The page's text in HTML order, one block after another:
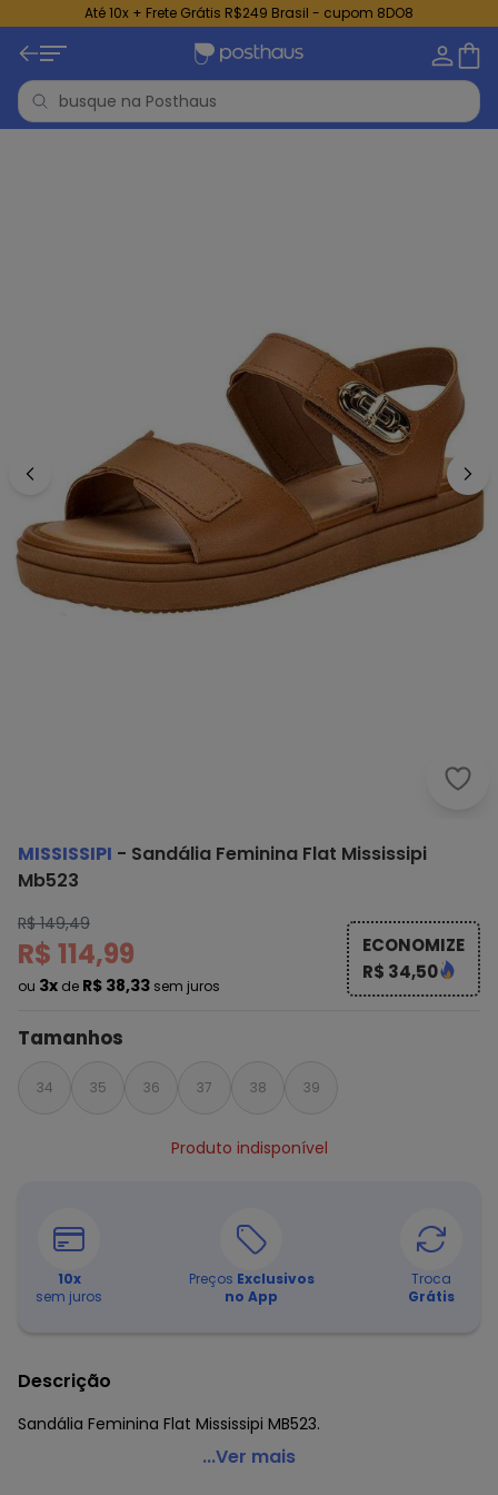
Até 10x + Frete Grátis R$249 Brasil - cupom 8DO8
MISSISSIPI - Sandália Feminina Flat Mississipi
Mb523
R$ 149,49
R$ 114,99
ou 3x de R$ 38,33 sem juros
ECONOMIZE
R$ 34,50
Tamanhos
34 35 36 37 38 39
Produto indisponível
10x
sem juros
Preços Exclusivos
no App
Troca
Grátis
Descrição
Sandália Feminina Flat Mississipi MB523.
Mississipi - Sandália Feminina Flat Mississipi Mb523 -
...Ver mais